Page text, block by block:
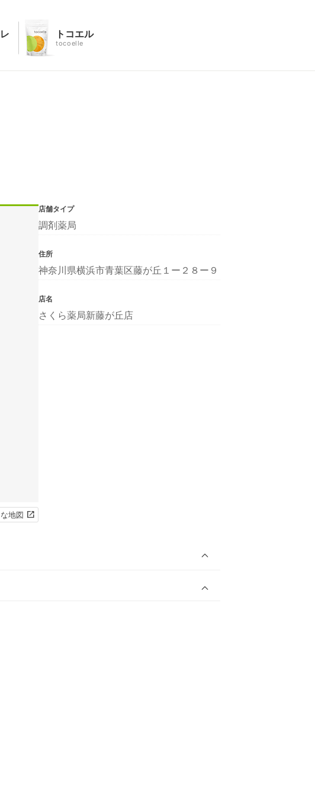
トコエル
tocoelle
地図
店舗タイプ
調剤薬局
住所
神奈川県横浜市青葉区藤が丘１ー２８ー９
店名
さくら薬局新藤が丘店